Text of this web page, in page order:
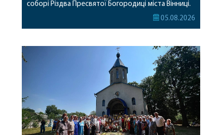
соборі Різдва Пресвятої Богородиці міста Вінниці.
Його Високопреосвященству співслужили
священному сані. Під час богослужіння підносилися
особливі молитви за мир в Україні, за воїнів, які
05.08.2026